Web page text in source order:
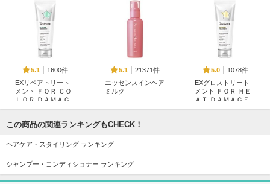
5.1
1600件
EXリペアトリート
メント ＦＯＲ ＣＯ
ＬＯＲ ＤＡＭＡＧ
Ｅ
THE ANSWER
5.1
21371件
エッセンスインヘア
ミルク
5.0
1078件
EXグロストリート
メント ＦＯＲ ＨＥ
ＡＴ ＤＡＭＡＧＥ
この商品の関連ランキングもCHECK！
ヘアケア・スタイリング ランキング
シャンプー・コンディショナー ランキング